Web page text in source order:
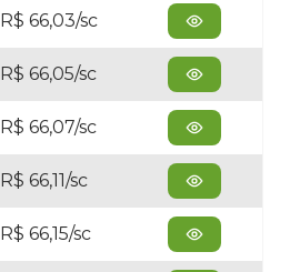
R$ 66,03/sc
R$ 66,05/sc
R$ 66,07/sc
R$ 66,11/sc
R$ 66,15/sc